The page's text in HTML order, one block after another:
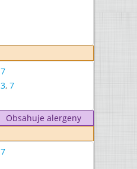
7
3, 7
Obsahuje alergeny
7